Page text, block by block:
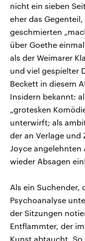
nicht ein sieben
eher das
geschmierten
über Goethe
als der Weimarer
und viel gespielter
Beckett in diesem
Insidern bekannt:
„grotesken
unterwirft; als
der an Verlage
Joyce
wieder Absagen
Als ein Suchender,
Psychoanalyse
der Sitzungen
Entflammter, der
Kunst abtaucht. So